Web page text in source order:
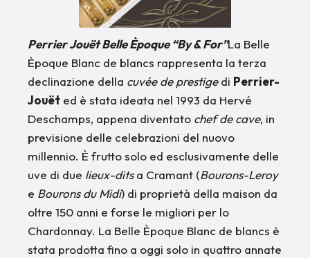
Perrier Jouët Belle Èpoque “By & For”La Belle
Èpoque Blanc de blancs rappresenta la terza
declinazione della cuvée de prestigedi Perrier-
Jouët ed è stata ideata nel 1993 da Hervé
Deschamps, appena diventato chef de cave, in
previsione delle celebrazioni del nuovo
millennio. È frutto solo ed esclusivamente delle
uve di due lieux-ditsa Cramant (Bourons-Leroy
e Bourons du Midi) di proprietà della maison da
oltre 150 anni e forse le migliori per lo
Chardonnay. La Belle Èpoque Blanc de blancs è
stata prodotta fino a oggi solo in quattro annate